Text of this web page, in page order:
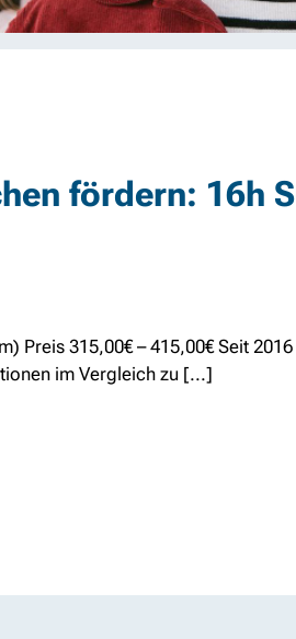
fördern: 16h
Preis 315,00€ – 415,00€ Seit
im Vergleich zu [...]